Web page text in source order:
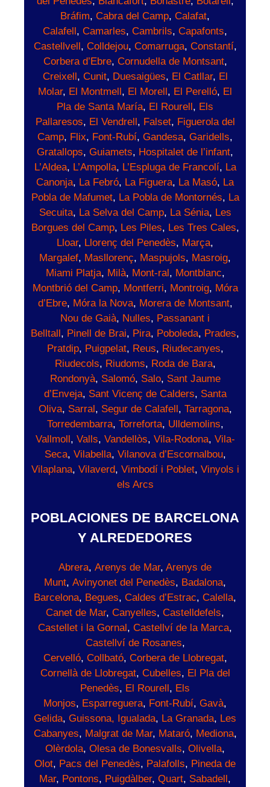
Bráfim, Cabra del Camp, Calafat,
Calafell, Camarles, Cambrils, Capafonts,
Castellvell, Colldejou, Comarruga, Constantí,
Corbera d’Ebre, Cornudella de Montsant,
Creixell, Cunit, Duesaigües, El Catllar, El
Molar, El Montmell, El Morell, El Perelló, El
Pla de Santa María, El Rourell, Els
Pallaresos, El Vendrell, Falset, Figuerola del
Camp, Flix, Font-Rubí, Gandesa, Garidells,
Gratallops, Guiamets, Hospitalet de l’infant,
L’Aldea, L’Ampolla, L’Espluga de Francolí, La
Canonja, La Febró, La Figuera, La Masó, La
Pobla de Mafumet, La Pobla de Montornés, La
Secuita, La Selva del Camp, La Sénia, Les
Borgues del Camp, Les Piles, Les Tres Cales,
Lloar, Llorenç del Penedès, Marça,
Margalef, Masllorenç, Maspujols, Masroig,
Miami Platja, Milà, Mont-ral, Montblanc,
Montbrió del Camp, Montferri, Montroig, Móra
d’Ebre, Móra la Nova, Morera de Montsant,
Nou de Gaià, Nulles, Passanant i
Belltall, Pinell de Brai, Pira, Poboleda, Prades,
Pratdip, Puigpelat, Reus, Riudecanyes,
Riudecols, Riudoms, Roda de Bara,
Rondonyà, Salomó, Salo, Sant Jaume
d’Enveja, Sant Vicenç de Calders, Santa
Oliva, Sarral, Segur de Calafell, Tarragona,
Torredembarra, Torreforta, Ulldemolins,
Vallmoll, Valls, Vandellòs, Vila-Rodona, Vila-
Seca, Vilabella, Vilanova d’Escornalbou,
Vilaplana, Vilaverd, Vimbodí i Poblet, Vinyols i
els Arcs
POBLACIONES DE BARCELONA
Y ALREDEDORES
Abrera, Arenys de Mar, Arenys de
Munt, Avinyonet del Penedès, Badalona,
Barcelona, Begues, Caldes d’Estrac, Calella,
Canet de Mar, Canyelles, Castelldefels,
Castellet i la Gornal, Castellví de la Marca,
Castellví de Rosanes,
Cervelló, Collbató, Corbera de Llobregat,
Cornellà de Llobregat, Cubelles, El Pla del
Penedès, El Rourell, Els
Monjos, Esparreguera, Font-Rubí, Gavà,
Gelida, Guissona, Igualada, La Granada, Les
Cabanyes, Malgrat de Mar, Mataró, Mediona,
Olèrdola, Olesa de Bonesvalls, Olivella,
Olot, Pacs del Penedès, Palafolls, Pineda de
Mar, Pontons, Puigdàlber, Quart, Sabadell,